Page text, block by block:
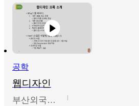
공학
웹디자인
부산외국어대학교